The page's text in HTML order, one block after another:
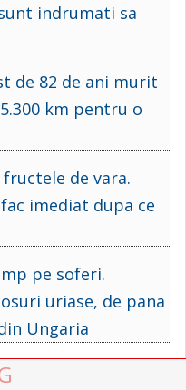
indrumati sa
de 82 de ani murit
km pentru o
de vara.
imediat dupa ce
pe soferi.
uriase, de pana
Ungaria